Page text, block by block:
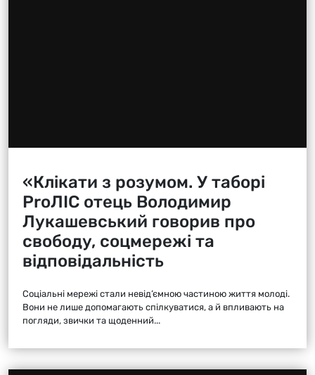
«Клікати з розумом. У таборі
ProЛІС отець Володимир
Лукашевський говорив про
свободу, соцмережі та
відповідальність
Соціальні мережі стали невід’ємною частиною життя молоді.
Вони не лише допомагають спілкуватися, а й впливають на
погляди, звички та щоденний...